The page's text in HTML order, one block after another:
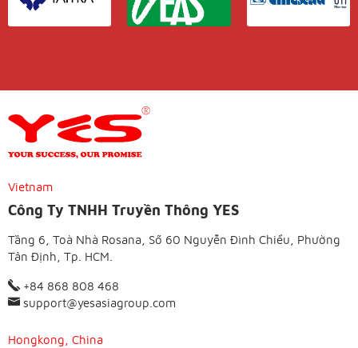
Vietnam
Công Ty TNHH Truyền Thông YES
Tầng 6, Toà Nhà Rosana, Số 60 Nguyễn Đình Chiểu, Phường
Tân Định, Tp. HCM.
+84 868 808 468
support@yesasiagroup.com
Hongkong, China